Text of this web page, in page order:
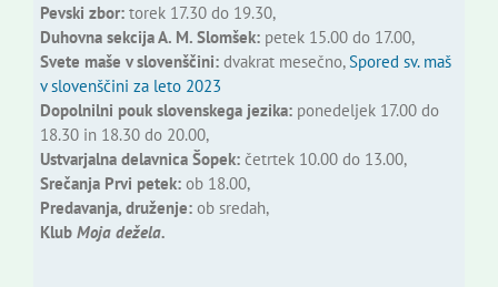
Pevski zbor:torek 17.30 do 19.30,
Duhovna sekcija A. M. Slomšek:petek 15.00 do 17.00,
Svete maše v slovenščini:dvakrat mesečno,Spored sv. maš
v slovenščini za leto 2023
Dopolnilni pouk slovenskega jezika:ponedeljek 17.00 do
18.30 in 18.30 do 20.00,
Ustvarjalna delavnica Šopek:četrtek 10.00 do 13.00,
Srečanja Prvi petek:ob 18.00,
Predavanja, druženje:ob sredah,
Klub Moja dežela.